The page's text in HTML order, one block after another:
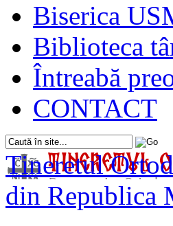
Biserica
Biblioteca
Întreabă
CONTACT
Tineretul
din Republica